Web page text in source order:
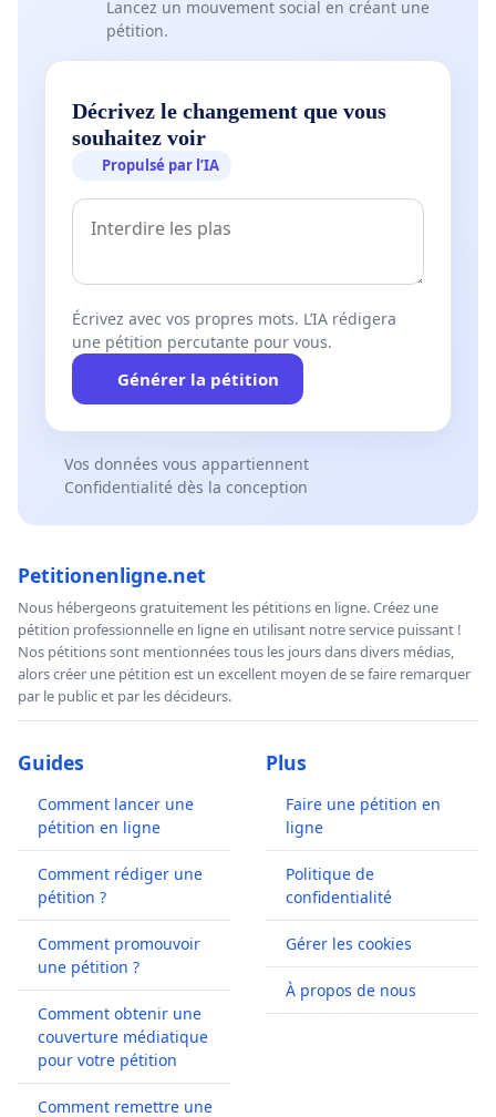
Lancez un mouvement social en créant une
pétition.
Décrivez le changement que vous
souhaitez voir
Propulsé par l’IA
Écrivez avec vos propres mots. L’IA rédigera
une pétition percutante pour vous.
Générer la pétition
Vos données vous appartiennent
Confidentialité dès la conception
Petitionenligne.net
Nous hébergeons gratuitement les pétitions en ligne. Créez une
pétition professionnelle en ligne en utilisant notre service puissant !
Nos pétitions sont mentionnées tous les jours dans divers médias,
alors créer une pétition est un excellent moyen de se faire remarquer
par le public et par les décideurs.
Guides
Comment lancer une
pétition en ligne
Comment rédiger une
pétition ?
Comment promouvoir
une pétition ?
Comment obtenir une
couverture médiatique
pour votre pétition
Comment remettre une
Plus
Faire une pétition en
ligne
Politique de
confidentialité
Gérer les cookies
À propos de nous